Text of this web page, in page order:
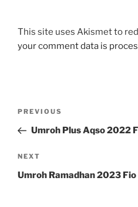
This site uses Akismet to
your comment data is
Previous
Post
PREVIOUS
Umroh Plus Aqso 2022
Next
Post
NEXT
Umroh Ramadhan 2023